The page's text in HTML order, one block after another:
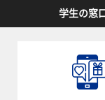
学生の窓